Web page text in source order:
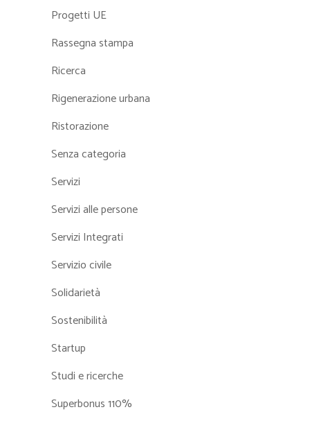
Progetti UE
Rassegna stampa
Ricerca
Rigenerazione urbana
Ristorazione
Senza categoria
Servizi
Servizi alle persone
Servizi Integrati
Servizio civile
Solidarietà
Sostenibilità
Startup
Studi e ricerche
Superbonus 110%